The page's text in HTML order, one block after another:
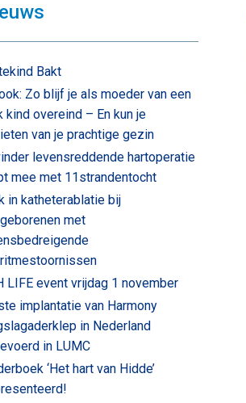
Bakt
Zo blijf je als moeder van een
kind overeind – En kun je
van je prachtige gezin
levensreddende hartoperatie
mee met 11strandentocht
in katheterablatie bij
met
LIFE event vrijdag 1 november
implantatie van Harmony
in Nederland
in LUMC
‘Het hart van Hidde’